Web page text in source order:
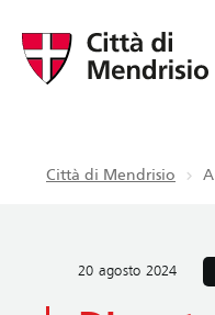
Città di Mendrisio
20 agosto 2024